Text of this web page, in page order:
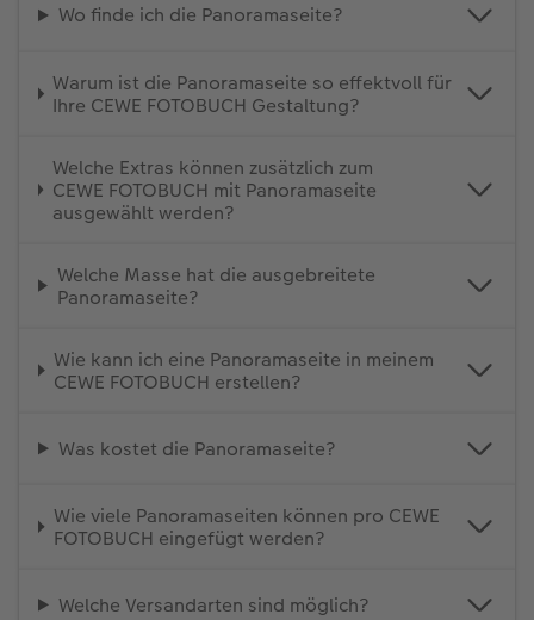
Wo finde ich die Panoramaseite?
Warum ist die Panoramaseite so effektvoll für
Ihre CEWE FOTOBUCH Gestaltung?
Welche Extras können zusätzlich zum
CEWE FOTOBUCH mit Panoramaseite
ausgewählt werden?
Welche Masse hat die ausgebreitete
Panoramaseite?
Wie kann ich eine Panoramaseite in meinem
CEWE FOTOBUCH erstellen?
Was kostet die Panoramaseite?
Wie viele Panoramaseiten können pro CEWE
FOTOBUCH eingefügt werden?
Welche Versandarten sind möglich?